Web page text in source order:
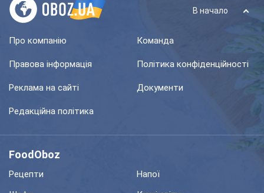
В начало
Про компанію Команда
Правова інформація Політика конфіденційності
Реклама на сайті Документи
Редакційна політика
FoodOboz
Рецепти
Напої